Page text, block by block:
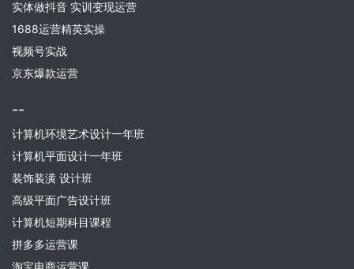
实体做抖音 实训变现运营
1688运营精英实操
视频号实战
京东爆款运营
--
计算机环境艺术设计一年班
计算机平面设计一年班
装饰装潢 设计班
高级平面广告设计班
计算机短期科目课程
拼多多运营课
淘宝电商运营课